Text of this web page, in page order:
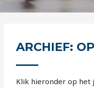
ARCHIEF:
Klik hieronder op het